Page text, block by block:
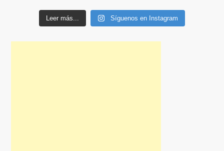
Leer más... Síguenos en Instagram